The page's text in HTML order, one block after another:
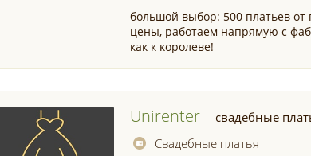
большой выбор: 500 платьев от
цены, работаем напрямую с
как к королеве!
Unirenter
свадебные
Свадебные платья